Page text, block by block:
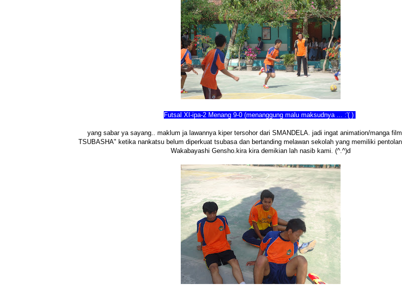
Futsal XI-ipa-2 Menang 9-0 (menanggung malu maksudnya ... :'( )
yang sabar ya sayang.. maklum ja lawannya kiper tersohor dari SMANDELA. jadi ingat animation/manga
TSUBASHA" ketika nankatsu belum diperkuat tsubasa dan bertanding melawan sekolah yang memiliki
Wakabayashi Gensho.kira kira demikian lah nasib kami. (^.^)d